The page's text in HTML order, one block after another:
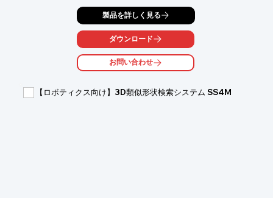
また、正確な原価管理は利益確保のために不可欠です。これらの
課題に対し、『A's Style SaaS』は、販売・進捗・納期・購買・
原価の「見える化」を実現し、アナログ管理からの脱却とDX推
進を支援します。
【活用シーン】
・受注生産・見込生産のハイブリッド運用
・PC・タブレットでの現場利用
・製番別原価の把握
製品を詳しく見る
ダウンロード
お問い合わせ
【ロボティクス向け】3D類似形状検索システム SS4M